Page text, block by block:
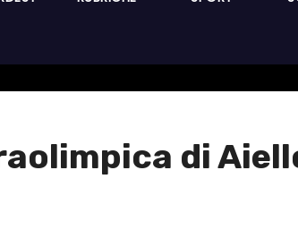
di